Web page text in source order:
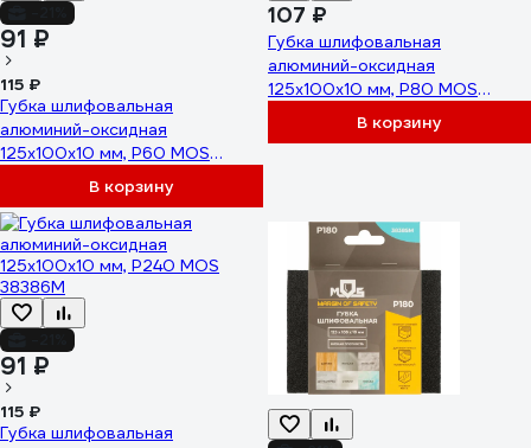
91 ₽
115 ₽
Губка шлифовальная
алюминий-оксидная
125x100x10 мм, Р60 MOS
В корзину
107 ₽
Губка шлифовальная
алюминий-оксидная
125x100x10 мм, Р80 MOS
В корзину
91 ₽
115 ₽
Губка шлифовальная